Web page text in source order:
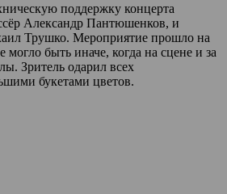
поддержку концерта
Александр Пантюшенков, и
Трушко. Мероприятие прошло на
могло быть иначе, когда на сцене и за
Зритель одарил всех
букетами цветов.